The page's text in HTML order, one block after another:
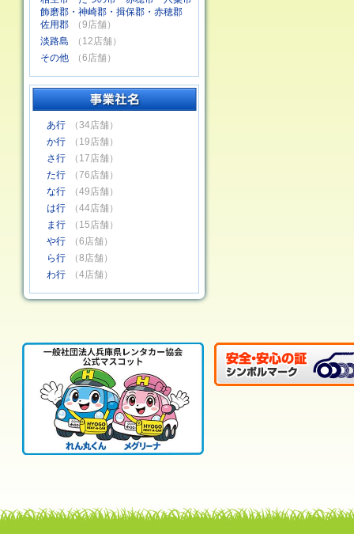
飾磨郡・神崎郡・揖保郡・赤穂郡
佐用郡
（9店舗）
淡路島
（12店舗）
その他
（6店舗）
あ行
（34店舗）
か行
（19店舗）
さ行
（17店舗）
た行
（76店舗）
な行
（49店舗）
は行
（44店舗）
ま行
（15店舗）
や行
（6店舗）
ら行
（8店舗）
わ行
（4店舗）